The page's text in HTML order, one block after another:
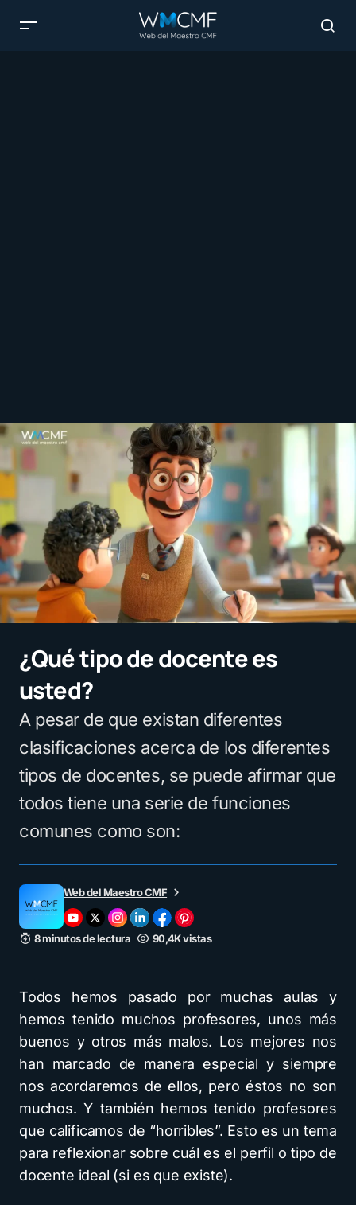
¿Qué tipo de docente es
usted?
A pesar de que existan diferentes
clasificaciones acerca de los diferentes
tipos de docentes, se puede afirmar que
todos tiene una serie de funciones
comunes como son:
Web del Maestro CMF
8 minutos de lectura 90,4K vistas
Todos hemos pasado por muchas aulas y
hemos tenido muchos profesores, unos más
buenos y otros más malos. Los mejores nos
han marcado de manera especial y siempre
nos acordaremos de ellos, pero éstos no son
muchos. Y también hemos tenido profesores
que calificamos de “horribles”. Esto es un tema
para reflexionar sobre cuál es el perfil o tipo de
docente ideal (si es que existe).